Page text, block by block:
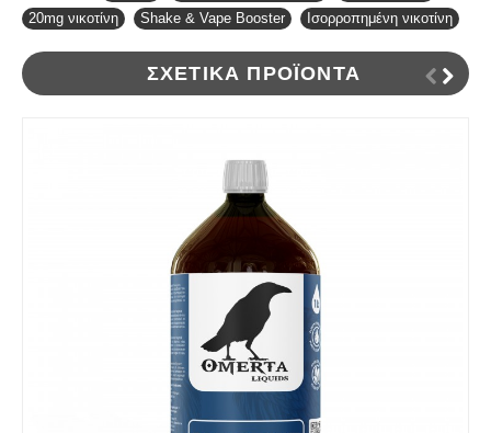
20mg νικοτίνη
Shake & Vape Booster Ισορροπημένη νικοτίνη
ΣΧΕΤΙΚΆ ΠΡΟΪΌΝΤΑ